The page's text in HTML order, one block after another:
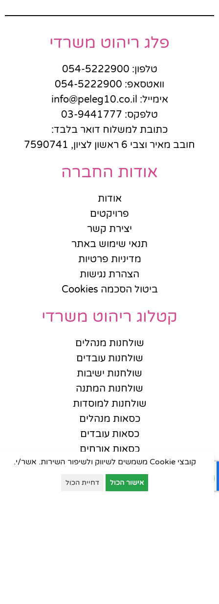
פלג ריהוט משרדי
טלפון: 054-5222900
וואטסאפ: 054-5222900
אימייל: info@peleg10.co.il
טלפקס: 03-9441777
כתובת למשלוח דואר בלבד:
חובב מאיר וצבי 6 ראשון לציון, 7590741
אודות החברה
אודות
פרויקטים
יצירת קשר
תנאי שימוש באתר
מדיניות פרטיות
הצהרת נגישות
ביטול הסכמה Cookies
קטלוג ריהוט משרדי
שולחנות מנהלים
שולחנות עובדים
שולחנות ישיבות
שולחנות המתנה
שולחנות למוסדות
כסאות מנהלים
כסאות עובדים
כסאות אורחים
כסאות סטודנט
כסאות קפיטריה
פינות המתנה
קובצי Cookie משמשים לשיווק ולשיפור השירות. אשר/י.
אישור הכול דחיית הכול